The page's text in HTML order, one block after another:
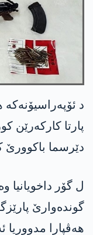
د ئۆپه‌راسیۆنه‌كه‌
پارتا كاركه‌رێن
دێرسما
ل گۆر داخویانیا
گونده‌وارێ
ھەڤپارا مدووریا